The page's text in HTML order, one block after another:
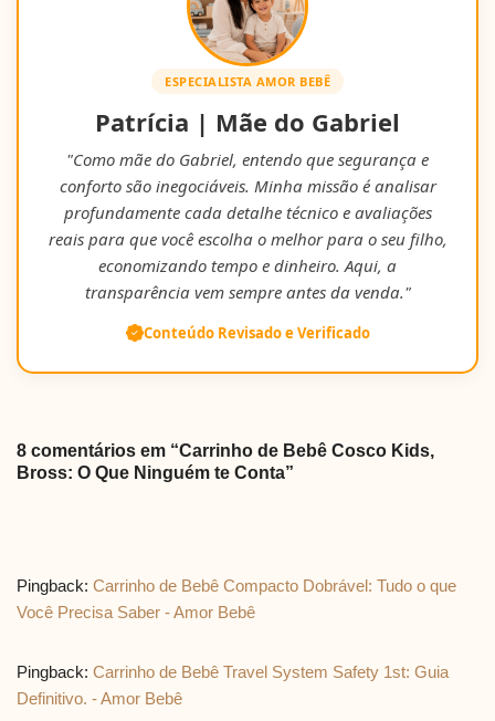
ESPECIALISTA AMOR BEBÊ
Patrícia | Mãe do Gabriel
"Como mãe do Gabriel, entendo que segurança e
conforto são inegociáveis. Minha missão é analisar
profundamente cada detalhe técnico e avaliações
reais para que você escolha o melhor para o seu filho,
economizando tempo e dinheiro. Aqui, a
transparência vem sempre antes da venda."
Conteúdo Revisado e Verificado
8 comentários em “Carrinho de Bebê Cosco Kids,
Bross: O Que Ninguém te Conta”
Pingback: Carrinho de Bebê Compacto Dobrável: Tudo o que
Você Precisa Saber - Amor Bebê
Pingback: Carrinho de Bebê Travel System Safety 1st: Guia
Definitivo. - Amor Bebê